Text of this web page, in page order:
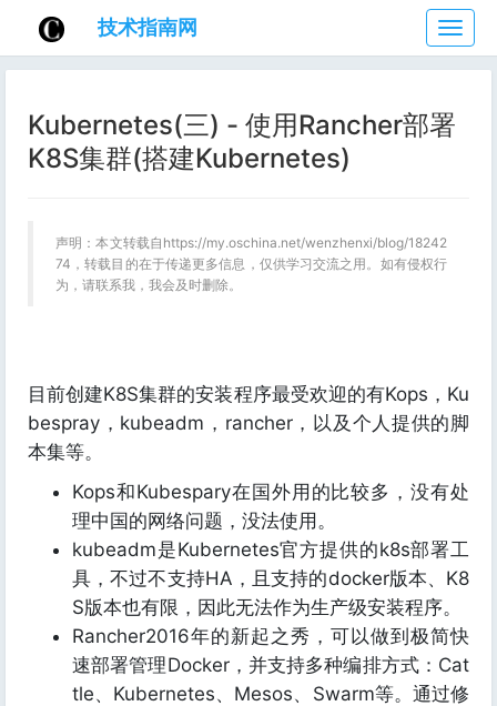
技
术
指
网
技术指南网
Kubernetes(三) - 使用Rancher部署
K8S集群(搭建Kubernetes)
声明：本文转载自https://my.oschina.net/wenzhenxi/blog/18242
74，转载目的在于传递更多信息，仅供学习交流之用。如有侵权行
为，请联系我，我会及时删除。
目前创建K8S集群的安装程序最受欢迎的有Kops，Ku
bespray，kubeadm，rancher，以及个人提供的脚
本集等。
Kops和Kubespary在国外用的比较多，没有处
理中国的网络问题，没法使用。
kubeadm是Kubernetes官方提供的k8s部署工
具，不过不支持HA，且支持的docker版本、K8
S版本也有限，因此无法作为生产级安装程序。
Rancher2016年的新起之秀，可以做到极简快
速部署管理Docker，并支持多种编排方式：Cat
tle、Kubernetes、Mesos、Swarm等。通过修